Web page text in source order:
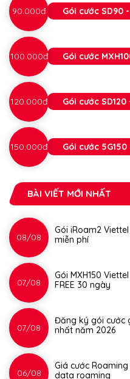
90.000đ Gói cước SD90
100.000đ Gói cước
120.000đ Gói cước SD120
150.000đ Gói cước 5G150
BÀI VIẾT MỚI NHẤT
08/08
Gói iRoam2
miễn phí
07/08
Gói MXH150
FREE 30 ngày
07/08
Đăng ký gói cước
nhất năm 2026
06/08
Giá cước
data roaming